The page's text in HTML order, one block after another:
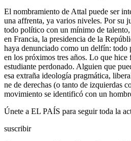
El nombramiento de Attal puede ser
una affrenta, ya varios niveles. Por su
todo político con un mínimo de
en Francia, la presidencia de la
haya denunciado como un delfín: todo
en los próximos tres años. Lo que
estudiante perdonado. Alguien que
esa extraña ideología pragmática,
ne de derechas (o tanto de izquierdas
movimiento se identificó con un
Únete a EL PAÍS para seguir toda la
suscribir